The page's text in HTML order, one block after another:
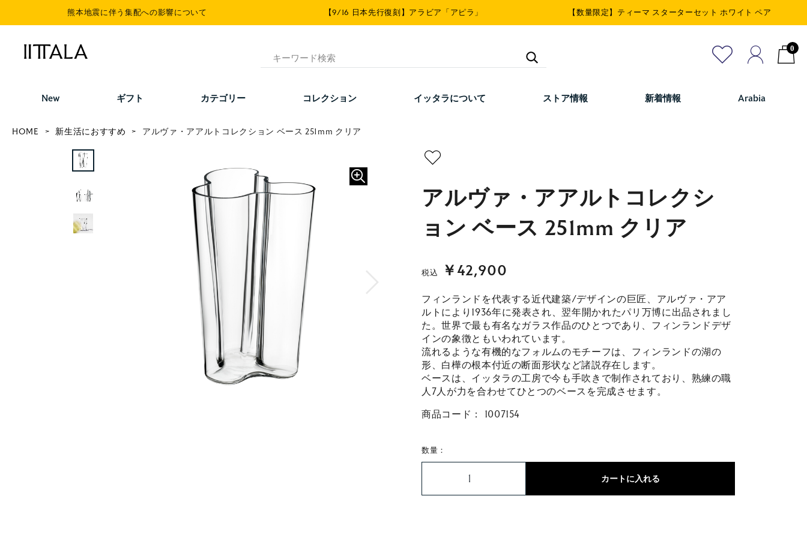
熊本地震に伴う集配への影響について 【9/16 日本先行復刻】アラビア「アピラ」 【数量限定】ティーマ スターターセット ホワイト ペア
0
New ギフト カテゴリー コレクション イッタラについて ストア情報 新着情報 Arabia
HOME 新生活におすすめ アルヴァ・アアルトコレクション ベース 251mm クリア
アルヴァ・アアルトコレクシ
ョン ベース 251mm クリア
税込 ￥42,900
フィンランドを代表する近代建築/デザインの巨匠、アルヴァ・アア
ルトにより1936年に発表され、翌年開かれたパリ万博に出品されまし
た。世界で最も有名なガラス作品のひとつであり、フィンランドデザ
インの象徴ともいわれています。
流れるような有機的なフォルムのモチーフは、フィンランドの湖の
形、白樺の根本付近の断面形状など諸説存在します。
ベースは、イッタラの工房で今も手吹きで制作されており、熟練の職
人7人が力を合わせてひとつのベースを完成させます。
商品コード： 1007154
数量：
カートに入れる